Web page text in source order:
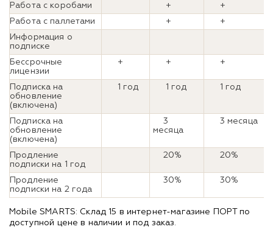
Работа с коробами
+
+
Работа с паллетами
+
+
Информация о
подписке
Бессрочные
лицензии
+ + +
Подписка на
обновление
(включена)
1 год 1 год 1 год
Подписка на
обновление
(включена)
3
месяца
3 месяца
Продление
подписки на 1 год
20% 20%
Продление
подписки на 2 года
30% 30%
Mobile SMARTS: Склад 15 в интернет-магазине ПОРТ по
доступной цене в наличии и под заказ.